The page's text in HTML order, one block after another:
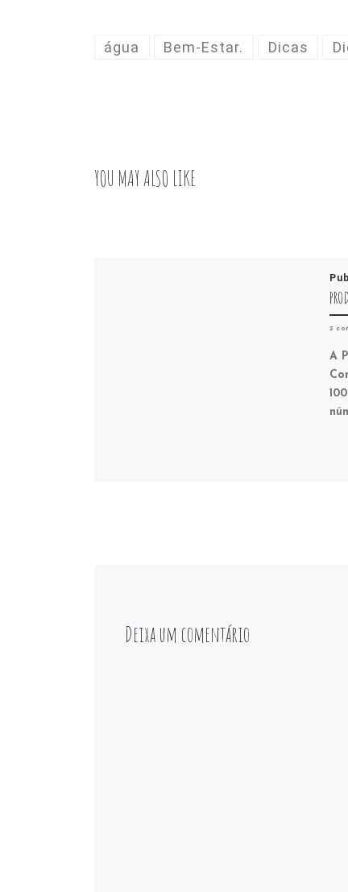
água Bem-Estar. Dicas
YOU MAY ALSO LIKE
2
A
Deixa um comentário